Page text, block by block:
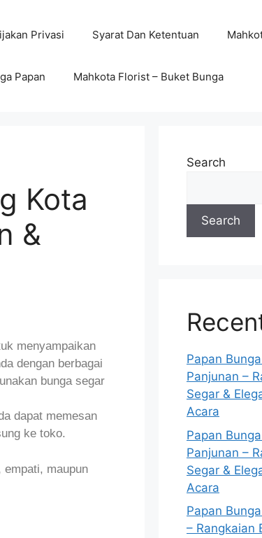
Privasi Syarat Dan Ketentuan
Papan Mahkota Florist – Buket Bunga
Kota
&
menyampaikan
dengan berbagai
bunga segar
dapat memesan
ke toko.
empati, maupun
Search
Search
Papan
Panjunan –
Segar &
Acara
Papan
Panjunan –
Segar &
Acara
Papan
– Rangkaian